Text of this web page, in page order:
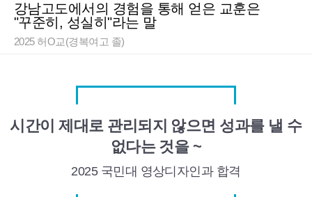
강남고도에서의 경험을 통해 얻은 교훈은
"꾸준히, 성실히"라는 말
2025 허O교(경복여고 졸)
시간이 제대로 관리되지 않으면 성과를 낼 수
없다는 것을 ~
2025 국민대 영상디자인과 합격